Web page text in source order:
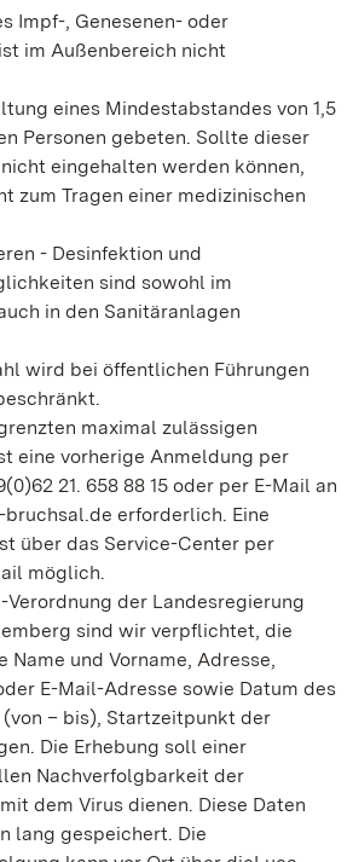
Impf-, Genesenen- oder
im Außenbereich nicht
eines Mindestabstandes von 1,5
Personen gebeten. Sollte dieser
eingehalten werden können,
zum Tragen einer medizinischen
- Desinfektion und
sind sowohl im
in den Sanitäranlagen
wird bei öffentlichen Führungen
maximal zulässigen
eine vorherige Anmeldung per
21. 658 88 15 oder per E-Mail an
bruchsal.de erforderlich. Eine
über das Service-Center per
möglich.
Verordnung der Landesregierung
sind wir verpflichtet, die
Name und Vorname, Adresse,
E-Mail-Adresse sowie Datum des
(von – bis), Startzeitpunkt der
Die Erhebung soll einer
Nachverfolgbarkeit der
dem Virus dienen. Diese Daten
lang gespeichert. Die